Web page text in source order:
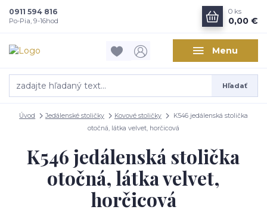
Menu
Hľadať
0911 594 816
Po-Pia, 9-16hod
0 ks
0,00 €
Úvod Jedálenské stoličky Kovové stoličky
K546 jedálenská stolička
otočná, látka velvet, horčicová
K546 jedálenská stolička
otočná, látka velvet,
horčicová